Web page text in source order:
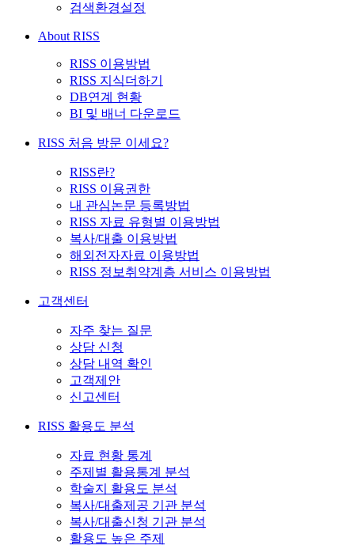
검색환경설정
About RISS
RISS 이용방법
RISS 지식더하기
DB연계 현황
BI 및 배너 다운로드
RISS 처음 방문 이세요?
RISS란?
RISS 이용권한
내 관심논문 등록방법
RISS 자료 유형별 이용방법
복사/대출 이용방법
해외전자자료 이용방법
RISS 정보취약계층 서비스 이용방법
고객센터
자주 찾는 질문
상담 신청
상담 내역 확인
고객제안
신고센터
RISS 활용도 분석
자료 현황 통계
주제별 활용통계 분석
학술지 활용도 분석
복사/대출제공 기관 분석
복사/대출신청 기관 분석
활용도 높은 주제